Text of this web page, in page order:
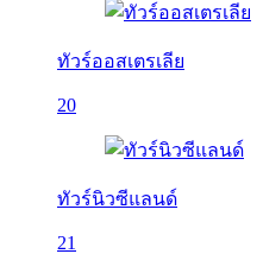
ทัวร์ออสเตรเลีย
20
ทัวร์นิวซีแลนด์
21